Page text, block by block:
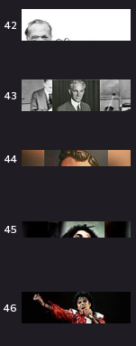
42
43
44
45
46